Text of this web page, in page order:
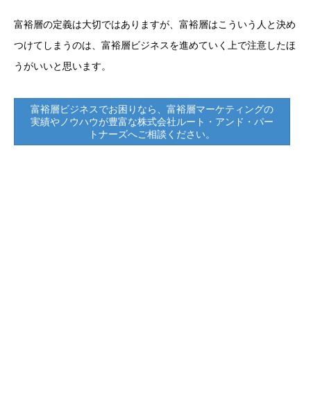
富裕層の定義は大切ではありますが、富裕層はこういう人と決め
つけてしまうのは、富裕層ビジネスを進めていく上で注意したほ
うがいいと思います。
富裕層ビジネスでお困りなら、富裕層マーケティングの
実績やノウハウが豊富な株式会社ルート・アンド・パー
トナーズへご相談ください。